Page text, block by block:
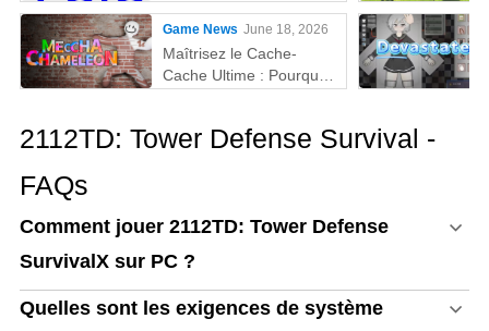
CHAMELEON sur PC
Game News June 18, 2026
Maîtrisez le Cache-
Cache Ultime : Pourquoi
MECCHA CHAMELEON
2112TD: Tower Defense Survival -
FAQs
Comment jouer 2112TD: Tower Defense
SurvivalX sur PC ?
Quelles sont les exigences de système